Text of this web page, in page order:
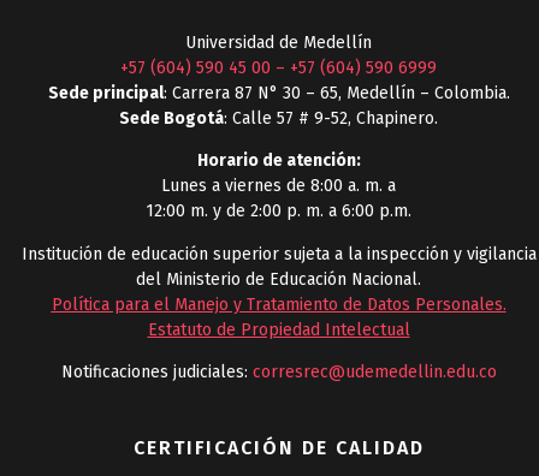
Universidad de Medellín
+57 (604) 590 45 00 – +57 (604) 590 6999
Sede principal: Carrera 87 N° 30 – 65, Medellín – Colombia.
Sede Bogotá: Calle 57 # 9-52, Chapinero.
Horario de atención:
Lunes a viernes de 8:00 a. m. a
12:00 m. y de 2:00 p. m. a 6:00 p.m.
Institución de educación superior sujeta a la inspección y vigilancia
del Ministerio de Educación Nacional.
Política para el Manejo y Tratamiento de Datos Personales.
Estatuto de Propiedad Intelectual
Notificaciones judiciales: corresrec@udemedellin.edu.co
CERTIFICACIÓN DE CALIDAD